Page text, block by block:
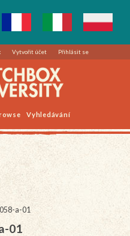
Vytvořit účet Přihlásit se
Vyhledávání
a-01
01